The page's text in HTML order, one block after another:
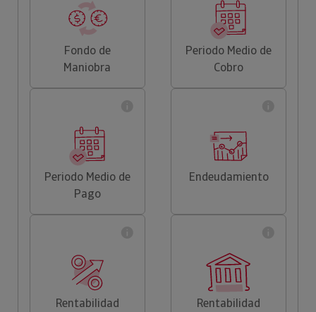
Fondo de
Maniobra
Periodo Medio de
Cobro
Periodo Medio de
Pago
Endeudamiento
Rentabilidad
Rentabilidad